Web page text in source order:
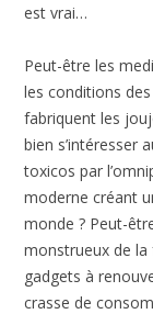
est vrai…
Peut-être les
les conditions
fabriquent les
bien s’intéresser
toxicos par
moderne créant
monde ? Peut-
monstrueux de la
gadgets à
crasse de